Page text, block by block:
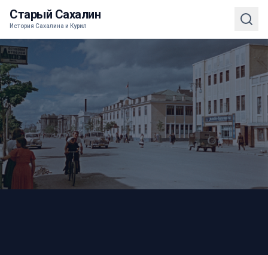
Старый Сахалин
История Сахалина и Курил